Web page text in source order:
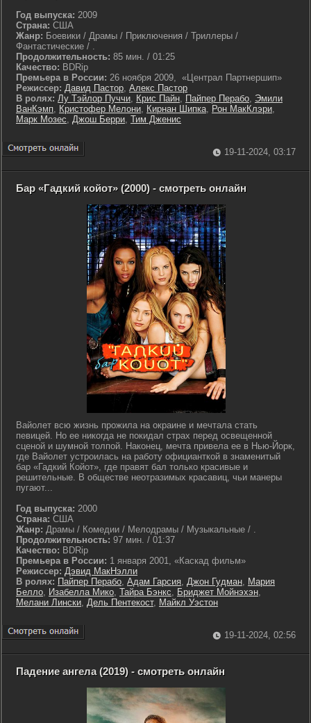
Год выпуска: 2009
Страна: США
Жанр: Боевики / Драмы / Приключения / Триллеры /
Фантастические / .
Продолжительность: 85 мин. / 01:25
Качество: BDRip
Премьера в России: 26 ноября 2009, «Централ Партнершип»
Режиссер: Давид Пастор, Алекс Пастор
В ролях: Лу Тэйлор Пуччи, Крис Пайн, Пайпер Перабо, Эмили
ВанКэмп, Кристофер Мелони, Кирнан Шипка, Рон МакКлэри,
Марк Мозес, Джош Берри, Тим Дженис
19-11-2024, 03:17
Бар «Гадкий койот» (2000) - смотреть онлайн
Вайолет всю жизнь прожила на окраине и мечтала стать
певицей. Но ее никогда не покидал страх перед освещенной
сценой и шумной толпой. Наконец, мечта привела ее в Нью-Йорк,
где Вайолет устроилась на работу официанткой в знаменитый
бар «Гадкий Койот», где правят бал только красивые и
решительные. В обществе неотразимых красавиц, чьи манеры
пугают...
Год выпуска: 2000
Страна: США
Жанр: Драмы / Комедии / Мелодрамы / Музыкальные / .
Продолжительность: 97 мин. / 01:37
Качество: BDRip
Премьера в России: 1 января 2001, «Каскад фильм»
Режиссер: Дэвид МакНэлли
В ролях: Пайпер Перабо, Адам Гарсия, Джон Гудман, Мария
Белло, Изабелла Мико, Тайра Бэнкс, Бриджет Мойнэхэн,
Мелани Лински, Дель Пентекост, Майкл Уэстон
19-11-2024, 02:56
Падение ангела (2019) - смотреть онлайн